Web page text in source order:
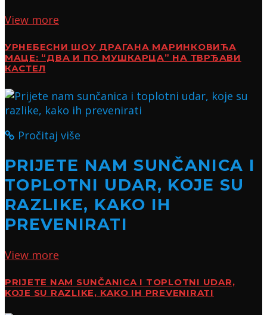
View more
УРНЕБЕСНИ ШОУ ДРАГАНА МАРИНКОВИЋА
МАЦЕ: “ДВА И ПО МУШКАРЦА” НА ТВРЂАВИ
КАСТЕЛ
Pročitaj više
PRIJETE NAM SUNČANICA I
TOPLOTNI UDAR, KOJE SU
RAZLIKE, KAKO IH
PREVENIRATI
View more
PRIJETE NAM SUNČANICA I TOPLOTNI UDAR,
KOJE SU RAZLIKE, KAKO IH PREVENIRATI